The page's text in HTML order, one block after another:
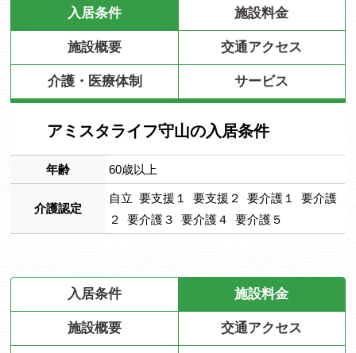
入居条件 施設料金
施設概要 交通アクセス
介護・医療体制 サービス
アミスタライフ守山の入居条件
年齢 60歳以上
介護認定
自立 要支援１ 要支援２ 要介護１ 要介護
２ 要介護３ 要介護４ 要介護５
入居条件 施設料金
施設概要 交通アクセス